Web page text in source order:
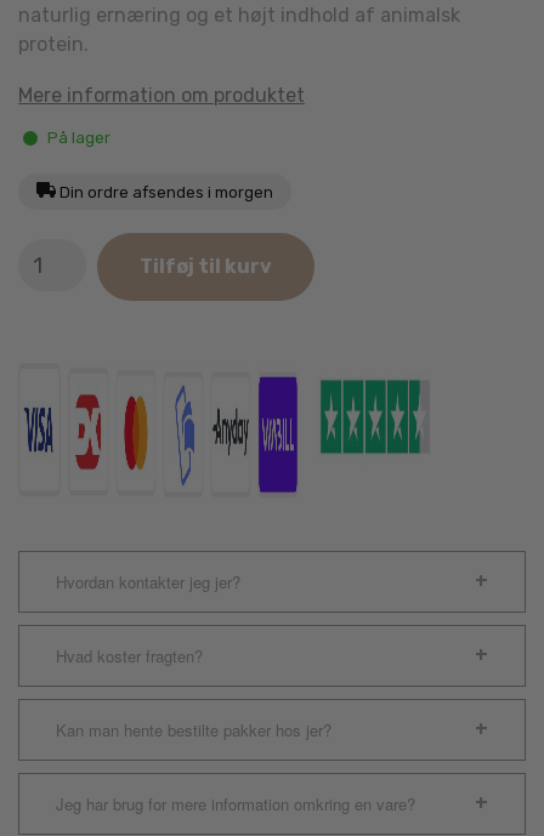
naturlig ernæring og et højt indhold af animalsk
protein.
Mere information om produktet
På lager
Din ordre afsendes i morgen
MeatCrisp
Tilføj til kurv
Hvordan kontakter jeg jer?
Hvad koster fragten?
Kan man hente bestilte pakker hos jer?
Jeg har brug for mere information omkring en vare?